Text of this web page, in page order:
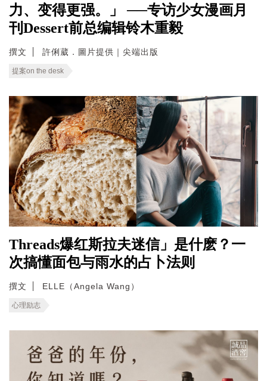
力、变得更强。」 ──专访少女漫画月
刊Dessert前总编辑铃木重毅
撰文 許俐葳．圖片提供｜尖端出版
提案on the desk
Threads爆红斯拉夫迷信」是什麽？一
次搞懂面包与雨水的占卜法则
撰文 ELLE（Angela Wang）
心理励志